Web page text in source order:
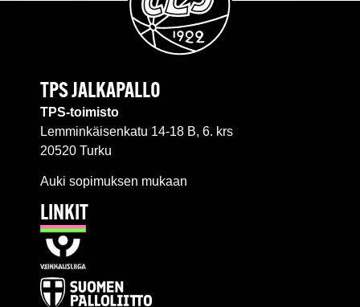
TPS JALKAPALLO
TPS-toimisto
Lemminkäisenkatu 14-18 B, 6. krs
20520 Turku
Auki sopimuksen mukaan
LINKIT